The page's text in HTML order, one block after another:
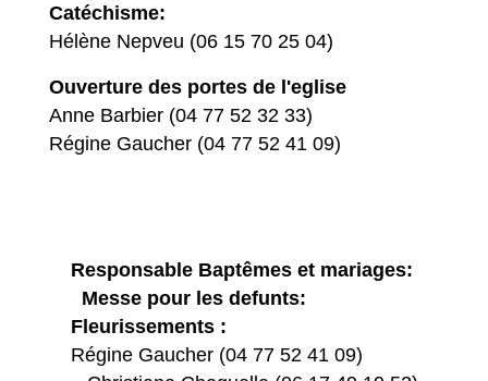
Catéchisme:
Hélène Nepveu (06 15 70 25 04)
Ouverture des portes de l'eglise
Anne Barbier (04 77 52 32 33)
Régine Gaucher (04 77 52 41 09)
Responsable Baptêmes et mariages:
Messe pour les defunts:
Fleurissements :
Régine Gaucher (04 77 52 41 09)